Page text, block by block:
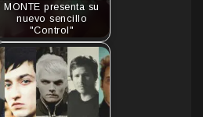
MONTE presenta su
nuevo sencillo
"Control"